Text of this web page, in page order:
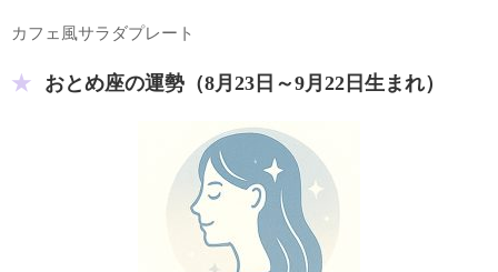
カフェ風サラダプレート
おとめ座の運勢（8月23日～9月22日生まれ）